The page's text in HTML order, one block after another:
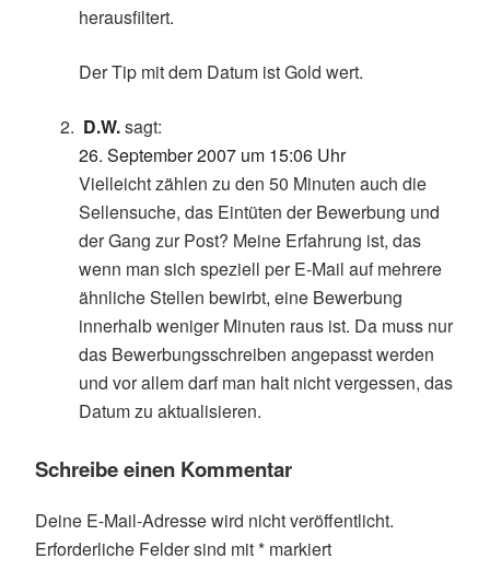
herausfiltert.
Der Tip mit dem Datum ist Gold wert.
D.W.sagt:
26. September 2007 um 15:06 Uhr
Vielleicht zählen zu den 50 Minuten auch die
Sellensuche, das Eintüten der Bewerbung und
der Gang zur Post? Meine Erfahrung ist, das
wenn man sich speziell per E-Mail auf mehrere
ähnliche Stellen bewirbt, eine Bewerbung
innerhalb weniger Minuten raus ist. Da muss nur
das Bewerbungsschreiben angepasst werden
und vor allem darf man halt nicht vergessen, das
Datum zu aktualisieren.
Schreibe einen Kommentar
Deine E-Mail-Adresse wird nicht veröffentlicht.
Erforderliche Felder sind mit* markiert